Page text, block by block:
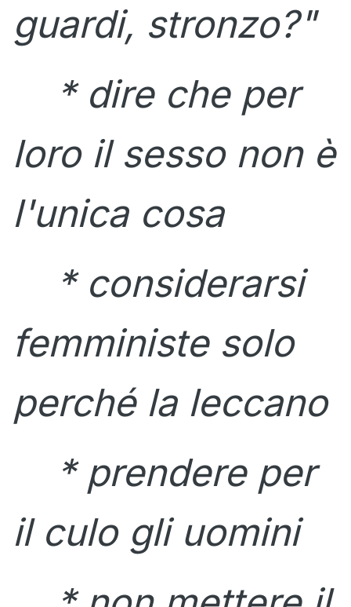
guardi, stronzo?"
* dire che per
loro il sesso non è
l'unica cosa
* considerarsi
femministe solo
perché la leccano
* prendere per
il culo gli uomini